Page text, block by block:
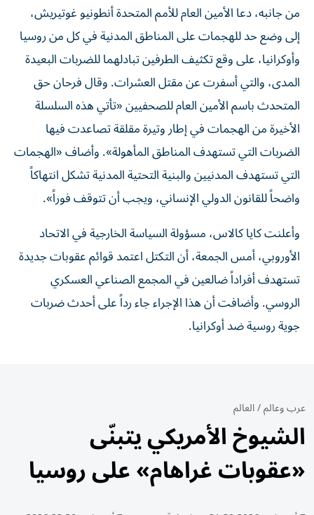
من جانبه، دعا الأمين العام للأمم المتحدة أنطونيو غوتيريش،
إلى وضع حد للهجمات على المناطق المدنية في كل من روسيا
وأوكرانيا، على وقع تكثيف الطرفين تبادلهما للضربات البعيدة
المدى، والتي أسفرت عن مقتل العشرات. وقال فرحان حق
المتحدث باسم الأمين العام للصحفيين «تأتي هذه السلسلة
الأخيرة من الهجمات في إطار وتيرة مقلقة تصاعدت فيها
الضربات التي تستهدف المناطق المأهولة». وأضاف «الهجمات
التي تستهدف المدنيين والبنية التحتية المدنية تشكل انتهاكاً
واضحاً للقانون الدولي الإنساني، ويجب أن تتوقف فوراً».
وأعلنت كايا ​كالاس، مسؤولة السياسة الخارجية ‌في الاتحاد
‌الأوروبي، أمس الجمعة، أن التكتل اعتمد قوائم عقوبات جديدة
تستهدف أفراداً ​ضالعين في المجمع ‌الصناعي العسكري
الروسي. وأضافت أن هذا الإجراء جاء رداً على ​أحدث ‌ضربات
‌جوية روسية ضد أوكرانيا.
عرب وعالم/العالم
الشيوخ الأمريكي يتبنّى
«عقوبات غراهام» على روسيا